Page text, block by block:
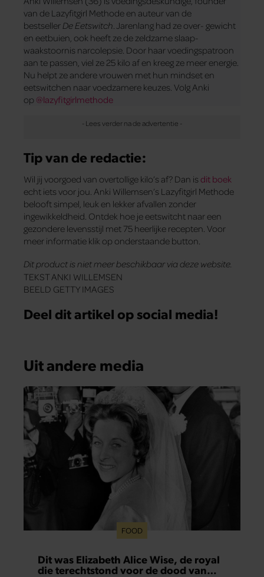
van de Lazyfitgirl Methode en auteur van de
bestseller De Eetswitch . Jarenlang had ze over- gewicht
en eetbuien, ook heeft ze de zeldzame slaap-
waakstoornis narcolepsie. Door haar voedingspatroon
aan te passen, viel ze 25 kilo af en kreeg ze meer energie.
Nu helpt ze andere vrouwen met hun mindset en
eetswitchen naar voedzamere keuzes. Volg Anki
op @lazyfitgirlmethode
Tip van de redactie:
Wil jij voorgoed van overtollige kilo’s af? Dan isdit boek
echt iets voor jou. Anki Willemsen’s Lazyfitgirl Methode
belooft simpel, leuk en lekker afvallen zonder
ingewikkeldheid. Ontdek hoe je eetswitcht naar een
gezondere levensstijl met 75 heerlijke recepten. Voor
meer informatie klik op onderstaande button.
Dit product is niet meer beschikbaar via deze website.
TEKST ANKI WILLEMSEN
BEELD GETTY IMAGES
Deel dit artikel op social media!
Uit andere media
FOOD
Dit was Elizabeth Alice Wise, de royal
die terechtstond voor de dood van